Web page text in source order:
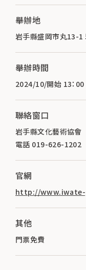
舉辦地
岩手縣盛岡市丸13-1
舉辦時間
2024/10/開始 13：00
聯絡窗口
岩手縣文化藝術協會
電話 019-626-1202
官網
http://
其他
門票免費